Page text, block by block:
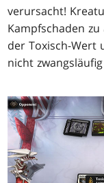
verursacht!
Kampfschaden zu
der Toxisch-Wert
nicht